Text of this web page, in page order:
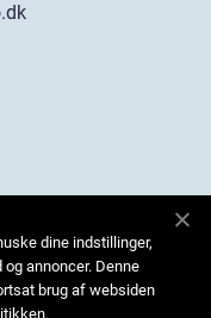
dine indstillinger,
annoncer. Denne
brug af websiden